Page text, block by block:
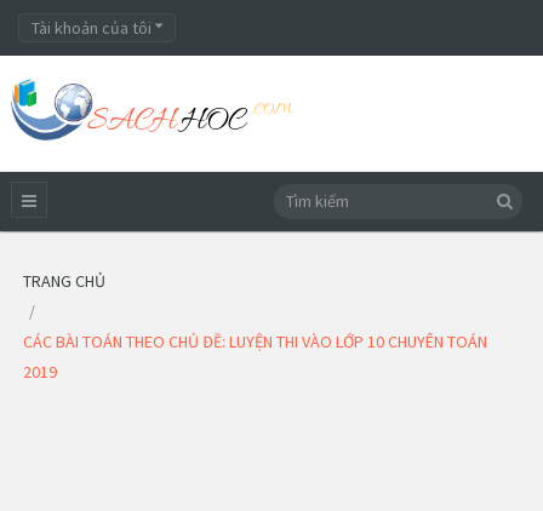
Tài khoản của tôi
TRANG CHỦ
CÁC BÀI TOÁN THEO CHỦ ĐỀ: LUYỆN THI VÀO LỚP 10 CHUYÊN TOÁN
2019